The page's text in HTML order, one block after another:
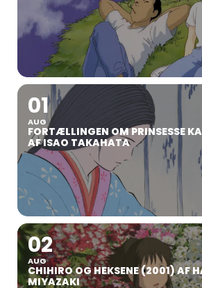
01
AUG
FORTÆLLINGEN OM PRINSESSE
AF ISAO TAKAHATA
02
AUG
CHIHIRO OG HEKSENE (2001) AF
MIYAZAKI